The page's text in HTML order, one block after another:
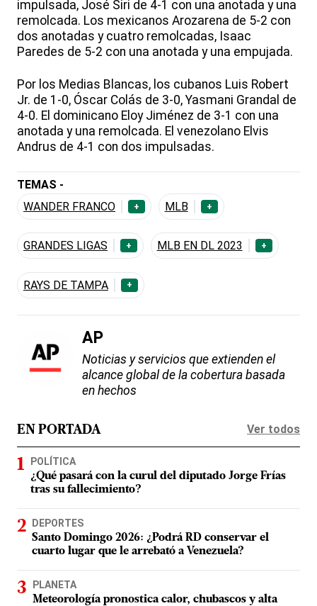
impulsada, José Siri de 4-1 con una anotada y una
remolcada. Los mexicanos Arozarena de 5-2 con
dos anotadas y cuatro remolcadas, Isaac
Paredes de 5-2 con una anotada y una empujada.
Por los Medias Blancas, los cubanos Luis Robert
Jr. de 1-0, Óscar Colás de 3-0, Yasmani Grandal de
4-0. El dominicano Eloy Jiménez de 3-1 con una
anotada y una remolcada. El venezolano Elvis
Andrus de 4-1 con dos impulsadas.
TEMAS -
WANDER FRANCO
+ MLB +
GRANDES LIGAS + MLB EN DL 2023 +
RAYS DE TAMPA +
AP
Noticias y servicios que extienden el
alcance global de la cobertura basada
en hechos
EN PORTADA Ver todos
POLÍTICA
¿Qué pasará con la curul del diputado Jorge Frías
tras su fallecimiento?
DEPORTES
Santo Domingo 2026: ¿Podrá RD conservar el
cuarto lugar que le arrebató a Venezuela?
PLANETA
Meteorología pronostica calor, chubascos y alta